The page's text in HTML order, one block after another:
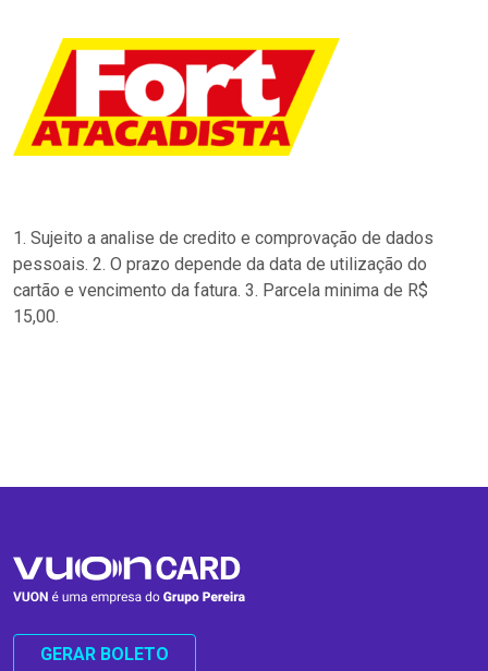
1. Sujeito a analise de credito e comprovação de dados
pessoais. 2. O prazo depende da data de utilização do
cartão e vencimento da fatura. 3. Parcela minima de R$
15,00.
GERAR BOLETO